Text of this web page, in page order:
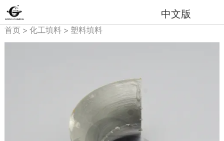
中文版
首页 > 化工填料> 塑料填料